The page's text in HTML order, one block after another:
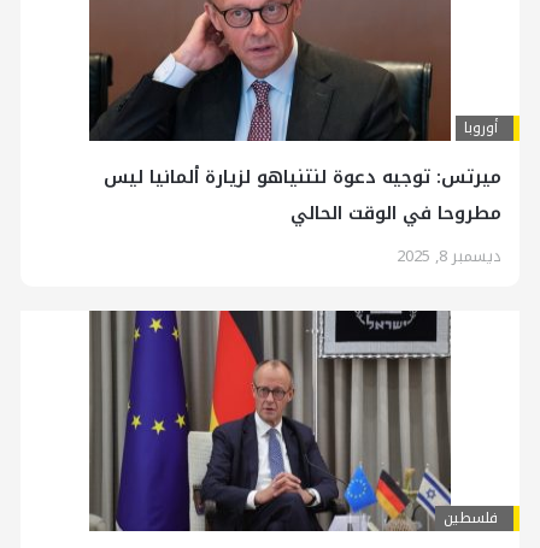
أوروبا
ميرتس: توجيه دعوة لنتنياهو لزيارة ألمانيا ليس
مطروحا في الوقت الحالي
ديسمبر 8, 2025
فلسطين